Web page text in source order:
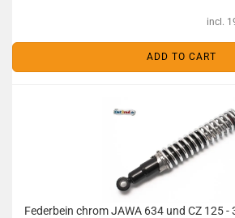
incl.
ADD TO CART
Federbein chrom JAWA 634 und CZ 125 -